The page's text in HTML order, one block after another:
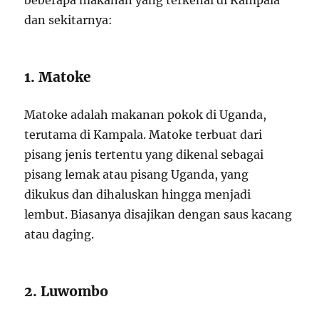
dan sekitarnya:
1. Matoke
Matoke adalah makanan pokok di Uganda,
terutama di Kampala. Matoke terbuat dari
pisang jenis tertentu yang dikenal sebagai
pisang lemak atau pisang Uganda, yang
dikukus dan dihaluskan hingga menjadi
lembut. Biasanya disajikan dengan saus kacang
atau daging.
2. Luwombo